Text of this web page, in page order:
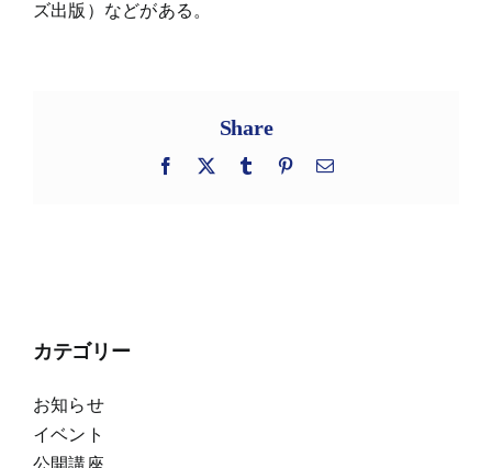
ズ出版）などがある。
Share
Facebook
X Tumblr Pinterest
電
カテゴリー
お知らせ
イベント
公開講座